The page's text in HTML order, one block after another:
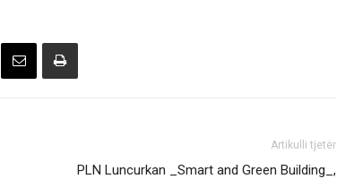
Artikulli tjetër
PLN Luncurkan _Smart and Green Building_,